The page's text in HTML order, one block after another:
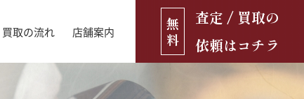
古銭・古紙幣
買取の流れ 店舗案内
店舗ブログ お役立ち情報
無
料
査定 / 買取の
依頼はコチラ